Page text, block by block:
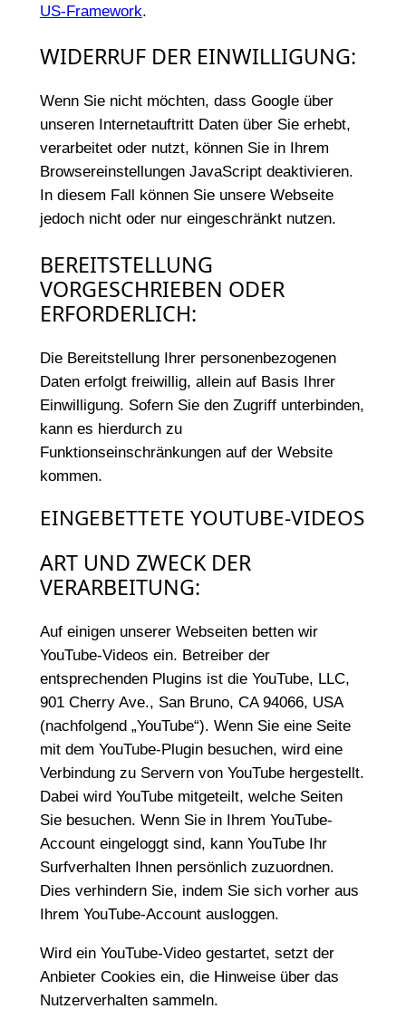
US-Framework.
WIDERRUF DER EINWILLIGUNG:
Wenn Sie nicht möchten, dass Google über
unseren Internetauftritt Daten über Sie erhebt,
verarbeitet oder nutzt, können Sie in Ihrem
Browsereinstellungen JavaScript deaktivieren.
In diesem Fall können Sie unsere Webseite
jedoch nicht oder nur eingeschränkt nutzen.
BEREITSTELLUNG
VORGESCHRIEBEN ODER
ERFORDERLICH:
Die Bereitstellung Ihrer personenbezogenen
Daten erfolgt freiwillig, allein auf Basis Ihrer
Einwilligung. Sofern Sie den Zugriff unterbinden,
kann es hierdurch zu
Funktionseinschränkungen auf der Website
kommen.
EINGEBETTETE YOUTUBE-VIDEOS
ART UND ZWECK DER
VERARBEITUNG:
Auf einigen unserer Webseiten betten wir
YouTube-Videos ein. Betreiber der
entsprechenden Plugins ist die YouTube, LLC,
901 Cherry Ave., San Bruno, CA 94066, USA
(nachfolgend „YouTube“). Wenn Sie eine Seite
mit dem YouTube-Plugin besuchen, wird eine
Verbindung zu Servern von YouTube hergestellt.
Dabei wird YouTube mitgeteilt, welche Seiten
Sie besuchen. Wenn Sie in Ihrem YouTube-
Account eingeloggt sind, kann YouTube Ihr
Surfverhalten Ihnen persönlich zuzuordnen.
Dies verhindern Sie, indem Sie sich vorher aus
Ihrem YouTube-Account ausloggen.
Wird ein YouTube-Video gestartet, setzt der
Anbieter Cookies ein, die Hinweise über das
Nutzerverhalten sammeln.